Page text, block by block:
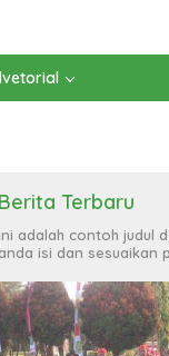
Berita Terbaru
adalah contoh judul
anda isi dan sesuaikan